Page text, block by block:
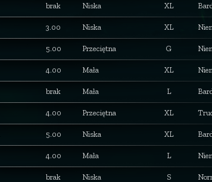
brak Niska XL
3.00 Niska XL
5.00 Przeciętna G
4.00 Mała XL
brak Mała L
4.00 Przeciętna XL
5.00 Niska XL
4.00 Mała L
brak Niska S